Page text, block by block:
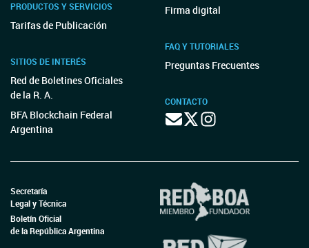
PRODUCTOS Y SERVICIOS
Tarifas de Publicación
SITIOS DE INTERÉS
Red de Boletines Oficiales
de la R. A.
BFA Blockchain Federal
Argentina
Firma digital
FAQ Y TUTORIALES
Preguntas Frecuentes
CONTACTO
Secretaría
Legal y Técnica
Boletín Oficial
de la República Argentina